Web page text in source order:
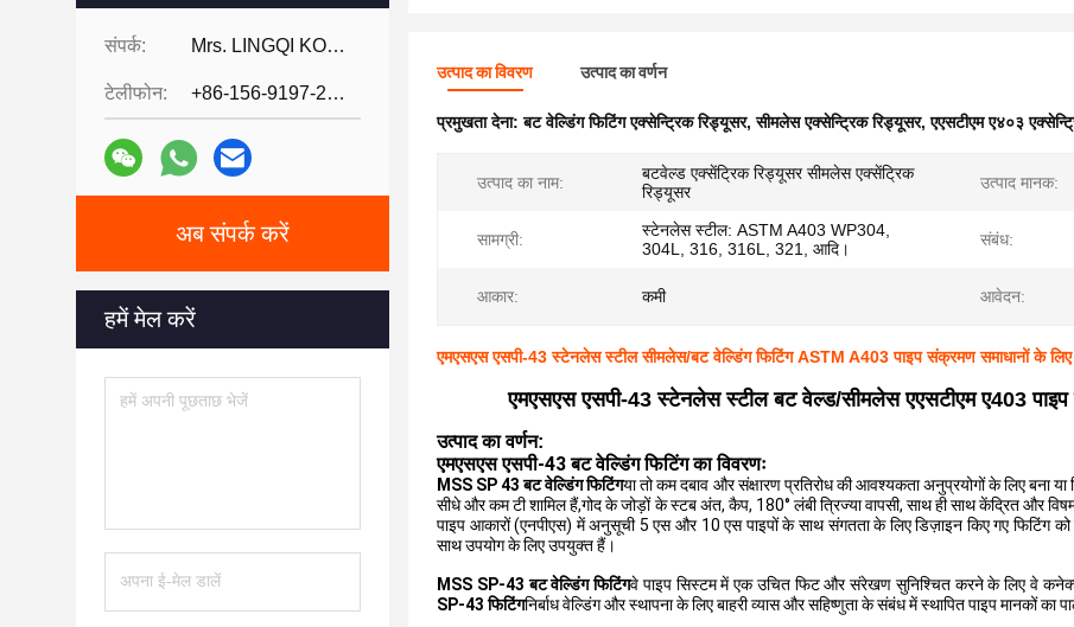
संपर्क: Mrs. LINGQI KONG
टेलीफोन: +86-156-9197-2150
अब संपर्क करें
हमें मेल करें
उत्पाद का विवरण उत्पाद का वर्णन
प्रमुखता देना:बट वेल्डिंग फिटिंग एक्सेन्ट्रिक रिड्यूसर,सीमलेस एक्सेन्ट्रिक रिड्यूसर,एएसटीएम ए४०३
उत्पाद का नाम:
बटवेल्ड एक्सेंट्रिक रिड्यूसर सीमलेस एक्सेंट्रिक
रिड्यूसर
उत्पाद मानक:
सामग्री:
स्टेनलेस स्टील: ASTM A403 WP304,
304L, 316, 316L, 321, आदि।
संबंध:
आकार: कमी आवेदन:
एमएसएस एसपी-43 स्टेनलेस स्टील सीमलेस/बट वेल्डिंग फिटिंग ASTM A403 पाइप संक्रमण समाधानों के लिए
एमएसएस एसपी-43 स्टेनलेस स्टील बट वेल्ड/सीमलेस एएसटीएम ए403
उत्पाद का वर्णन:
एमएसएस एसपी-43 बट वेल्डिंग फिटिंग का विवरणः
MSS SP 43 बट वेल्डिंग फिटिंगया तो कम दबाव और संक्षारण प्रतिरोध की आवश्यकता अनुप्रयोगों के लिए बना
सीधे और कम टी शामिल हैं,गोद के जोड़ों के स्टब अंत, कैप, 180° लंबी त्रिज्या वापसी, साथ ही साथ केंद्रित और
पाइप आकारों (एनपीएस) में अनुसूची 5 एस और 10 एस पाइपों के साथ संगतता के लिए डिज़ाइन किए गए फिटिंग
साथ उपयोग के लिए उपयुक्त हैं।
MSS SP-43 बट वेल्डिंग फिटिंगवे पाइप सिस्टम में एक उचित फिट और संरेखण सुनिश्चित करने के लिए वे
SP-43 फिटिंगनिर्बाध वेल्डिंग और स्थापना के लिए बाहरी व्यास और सहिष्णुता के संबंध में स्थापित पाइप मानकों का